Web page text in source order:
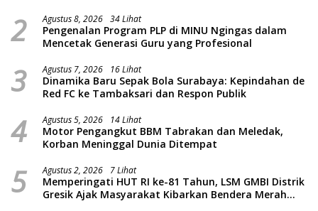
2 Agustus 8, 2026 34 Lihat
Pengenalan Program PLP di MINU Ngingas dalam
Mencetak Generasi Guru yang Profesional
3 Agustus 7, 2026 16 Lihat
Dinamika Baru Sepak Bola Surabaya: Kepindahan de
Red FC ke Tambaksari dan Respon Publik
4 Agustus 5, 2026 14 Lihat
Motor Pengangkut BBM Tabrakan dan Meledak,
Korban Meninggal Dunia Ditempat
5 Agustus 2, 2026 7 Lihat
Memperingati HUT RI ke-81 Tahun, LSM GMBI Distrik
Gresik Ajak Masyarakat Kibarkan Bendera Merah